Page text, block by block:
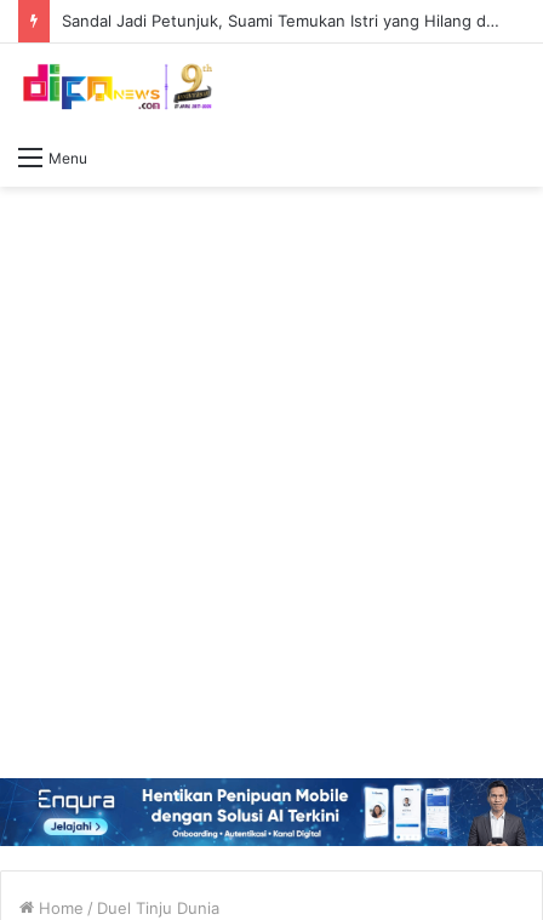
Sandal Jadi Petunjuk, Suami Temukan Istri yang Hilang di Kamar Kos Bersama Pria Lain
Menu
Home / Duel Tinju Dunia